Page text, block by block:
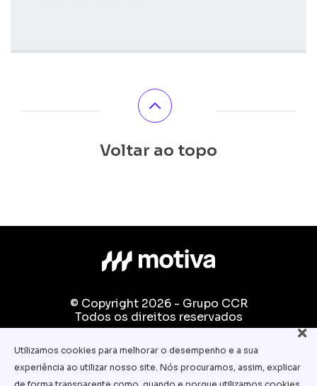
Voltar ao topo
© Copyright 2026 - Grupo CCR
Todos os direitos reservados
Fale conosco:
equipe.pedagogica@motiva.com.br
Utilizamos cookies para melhorar o desempenho e a sua
experiência ao utilizar nosso site. Nós procuramos, assim, explicar